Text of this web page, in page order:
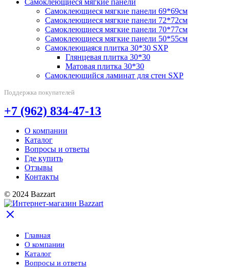
Самоклеющиеся мягкие панели 69*69см
Самоклеющиеся мягкие панели 72*72см
Самоклеющиеся мягкие панели 70*77см
Самоклеющиеся мягкие панели 50*55см
Самоклеющаяся плитка 30*30 SXP
Глянцевая плитка 30*30
Матовая плитка 30*30
Самоклеющийся ламинат для стен SXP
Поддержка покупателей
+7 (962) 834-47-13
О компании
Каталог
Вопросы и ответы
Где купить
Отзывы
Контакты
© 2024 Bazzart
Главная
О компании
Каталог
Вопросы и ответы